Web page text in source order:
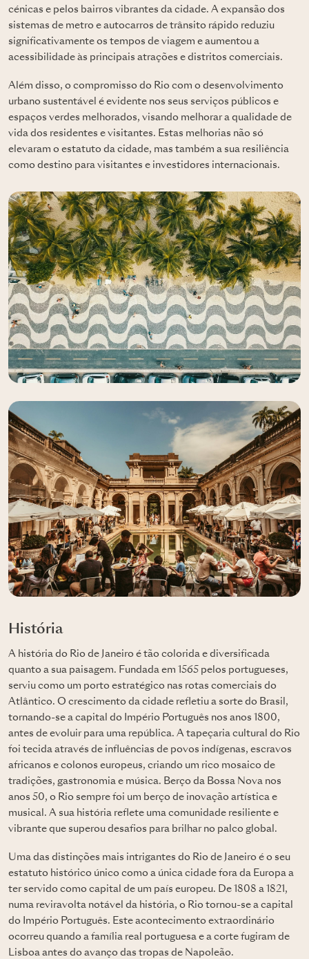
cénicas e pelos bairros vibrantes da cidade. A expansão dos
sistemas de metro e autocarros de trânsito rápido reduziu
significativamente os tempos de viagem e aumentou a
acessibilidade às principais atrações e distritos comerciais.
Além disso, o compromisso do Rio com o desenvolvimento
urbano sustentável é evidente nos seus serviços públicos e
espaços verdes melhorados, visando melhorar a qualidade de
vida dos residentes e visitantes. Estas melhorias não só
elevaram o estatuto da cidade, mas também a sua resiliência
como destino para visitantes e investidores internacionais.
História
A história do Rio de Janeiro é tão colorida e diversificada
quanto a sua paisagem. Fundada em 1565 pelos portugueses,
serviu como um porto estratégico nas rotas comerciais do
Atlântico. O crescimento da cidade refletiu a sorte do Brasil,
tornando-se a capital do Império Português nos anos 1800,
antes de evoluir para uma república. A tapeçaria cultural do Rio
foi tecida através de influências de povos indígenas, escravos
africanos e colonos europeus, criando um rico mosaico de
tradições, gastronomia e música. Berço da Bossa Nova nos
anos 50, o Rio sempre foi um berço de inovação artística e
musical. A sua história reflete uma comunidade resiliente e
vibrante que superou desafios para brilhar no palco global.
Uma das distinções mais intrigantes do Rio de Janeiro é o seu
estatuto histórico único como a única cidade fora da Europa a
ter servido como capital de um país europeu. De 1808 a 1821,
numa reviravolta notável da história, o Rio tornou-se a capital
do Império Português. Este acontecimento extraordinário
ocorreu quando a família real portuguesa e a corte fugiram de
Lisboa antes do avanço das tropas de Napoleão.